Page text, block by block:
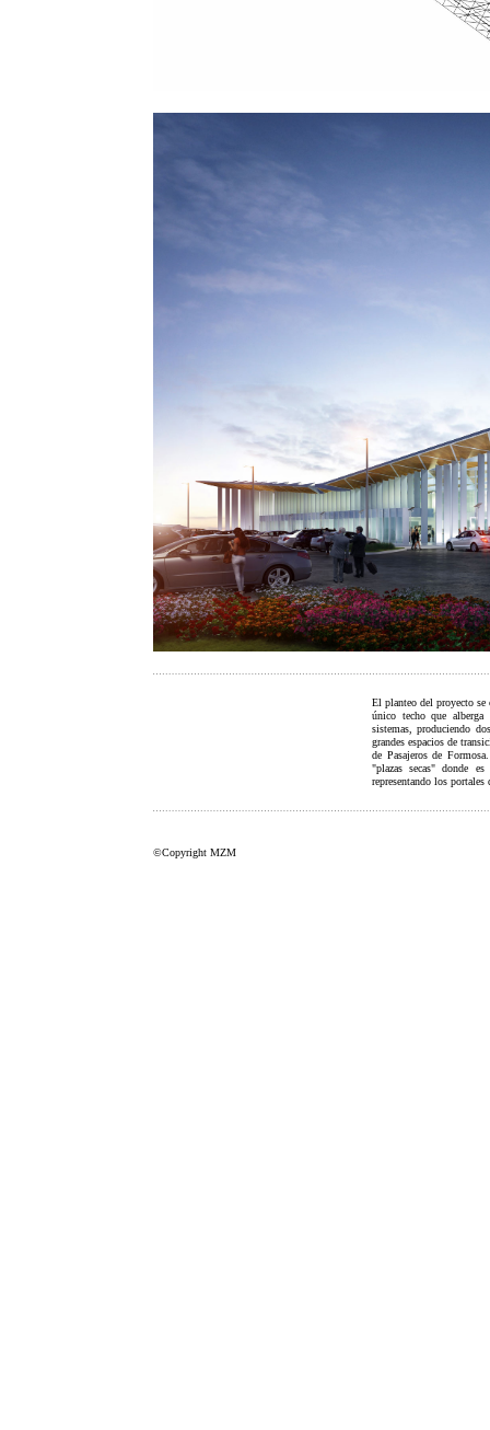
El planteo del proyecto
único techo que alberga
sistemas, produciendo
grandes espacios de
de Pasajeros de
"plazas secas" donde
representando los
©Copyright MZM